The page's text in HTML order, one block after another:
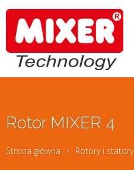
Rotor MIXER 4
Strona główna Rotory i statory